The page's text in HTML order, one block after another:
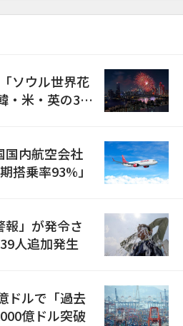
ソウル世界花
・米・英の3カ
国内航空会社
搭乗率93%」
報」が発令さ
人追加発生
ドルで「過去
億ドル突破